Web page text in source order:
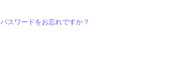
パスワードをお忘れですか？